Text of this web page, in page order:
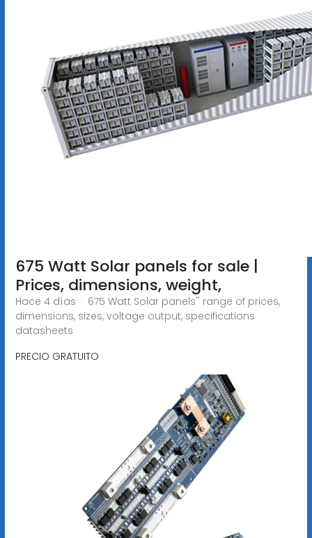
675 Watt Solar panels for sale |
Prices, dimensions, weight,
Hace 4 días · 675 Watt Solar panels'' range of prices,
dimensions, sizes, voltage output, specifications
datasheets
PRECIO GRATUITO